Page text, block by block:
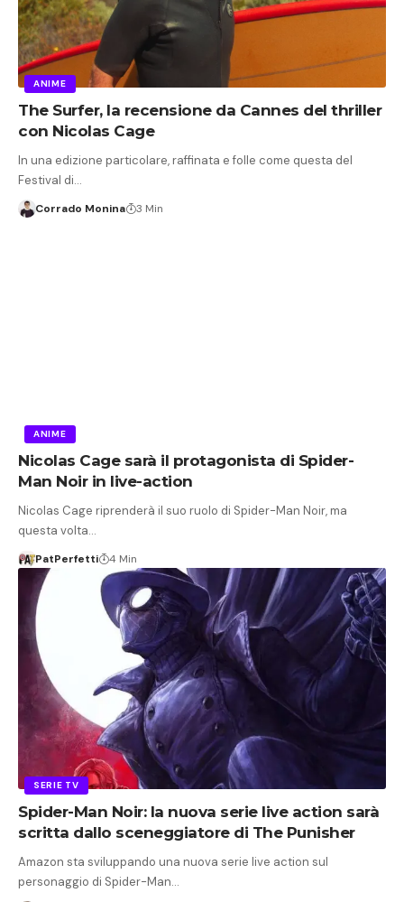
ANIME
The Surfer, la recensione da Cannes del thriller
con Nicolas Cage
In una edizione particolare, raffinata e folle come questa del
Festival di…
Corrado Monina 3 Min
ANIME
Nicolas Cage sarà il protagonista di Spider-
Man Noir in live-action
Nicolas Cage riprenderà il suo ruolo di Spider-Man Noir, ma
questa volta…
PatPerfetti 4 Min
SERIE TV
Spider-Man Noir: la nuova serie live action sarà
scritta dallo sceneggiatore di The Punisher
Amazon sta sviluppando una nuova serie live action sul
personaggio di Spider-Man…